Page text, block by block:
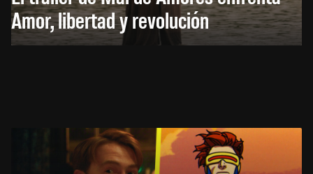
Amor, libertad y revolución